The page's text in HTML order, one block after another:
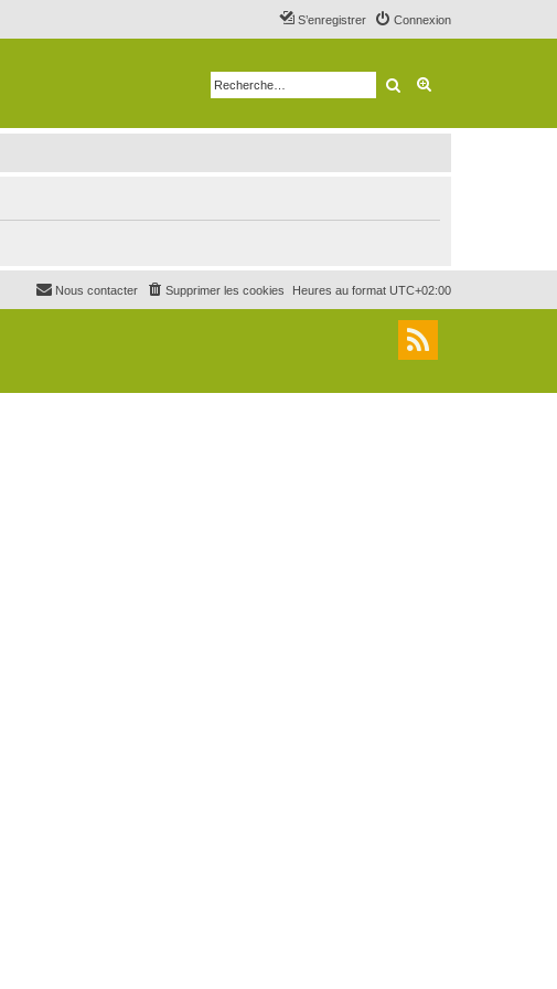
Connexion
S’enregistrer
Rechercher
Heures au format UTC+02:00
Supprimer les cookies
Nous contacter